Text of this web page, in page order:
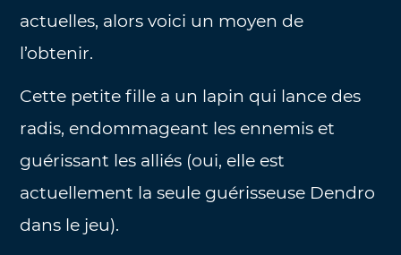
actuelles, alors voici un moyen de
l’obtenir.
Cette petite fille a un lapin qui lance des
radis, endommageant les ennemis et
guérissant les alliés (oui, elle est
actuellement la seule guérisseuse Dendro
dans le jeu).